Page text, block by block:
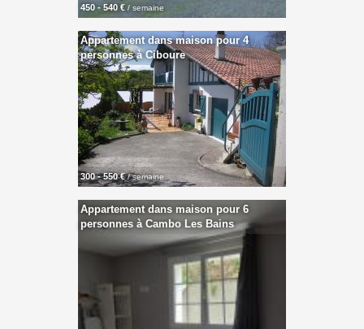
450 - 540 € / semaine
Appartement dans maison pour 4
personnes à Ciboure
300 - 550 €/ semaine
Appartement dans maison pour 6
personnes à Cambo Les Bains